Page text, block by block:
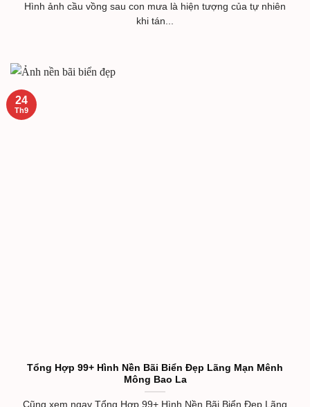
Hình ảnh cầu vồng sau con mưa là hiện tượng của tự nhiên
khi tán...
Tổng Hợp 99+ Hình Nền Bãi Biển Đẹp Lãng Mạn Mênh
Mông Bao La
Cũng xem ngay Tổng Hợp 99+ Hình Nền Bãi Biển Đẹp Lãng
24
Th9